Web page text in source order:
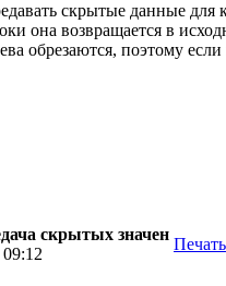
скрытые данные для
она возвращается в
обрезаются, поэтому
скрытых значен
Печать